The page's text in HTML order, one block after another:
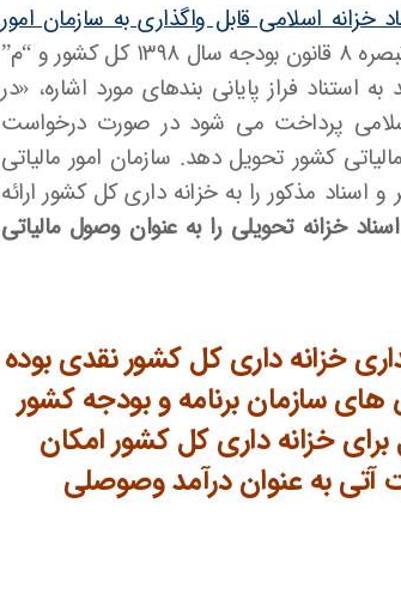
اسناد خزانه اسلامی قابل واگذاری به سازمان امور
، موضوع بندهای “ز” تبصره ۸ قانون بودجه سال ۱۳۹۸ کل کشور و “م”
که مطلعید به استناد فراز پایانی بندهای مورد اشاره، «در
اسلامی پرداخت می شود در صورت درخواست
کشور تحویل دهد. سازمان امور مالیاتی
اسناد مذکور را به خزانه داری کل کشور ارائه
خزانه تحویلی را به عنوان وصول مالیاتی
خزانه داری کل کشور نقدی بوده
سازمان برنامه و بودجه کشور
خزانه داری کل کشور امکان
آتی به عنوان درآمد وصوصلی